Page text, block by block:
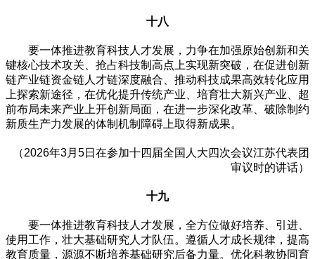
十八
要一体推进教育科技人才发展，力争在加强原始创新和关
键核心技术攻关、抢占科技制高点上实现新突破，在促进创新
链产业链资金链人才链深度融合、推动科技成果高效转化应用
上探索新途径，在优化提升传统产业、培育壮大新兴产业、超
前布局未来产业上开创新局面，在进一步深化改革、破除制约
新质生产力发展的体制机制障碍上取得新成果。
（2026年3月5日在参加十四届全国人大四次会议江苏代表团
审议时的讲话）
十九
要一体推进教育科技人才发展，全方位做好培养、引进、
使用工作，壮大基础研究人才队伍。遵循人才成长规律，提高
教育质量，源源不断培养基础研究后备力量。优化科教协同育